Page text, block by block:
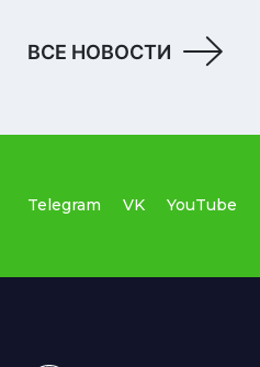
ВСЕ НОВОСТИ
Telegram VK YouTube